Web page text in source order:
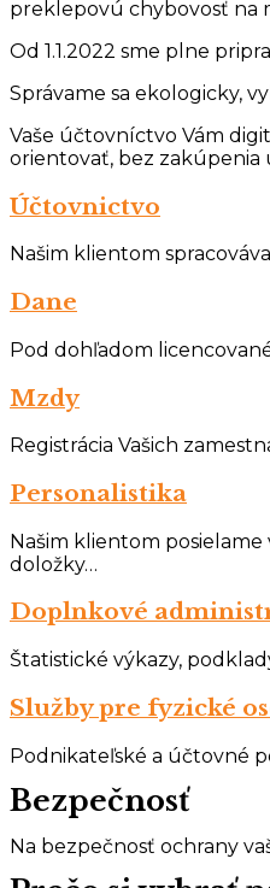
preklepovú chybovosť na
Od 1.1.2022 sme plne
Správame sa ekologicky,
Vaše účtovníctvo Vám
orientovať, bez
Účtovnictvo
Našim klientom
Dane
Pod dohľadom
Mzdy
Registrácia Vašich
Personalistika
Našim klientom
doložky…
Doplnkové
Štatistické výkazy,
Služby pre fyzické
Podnikateľské a účtovné
Bezpečnosť
Na bezpečnosť ochrany